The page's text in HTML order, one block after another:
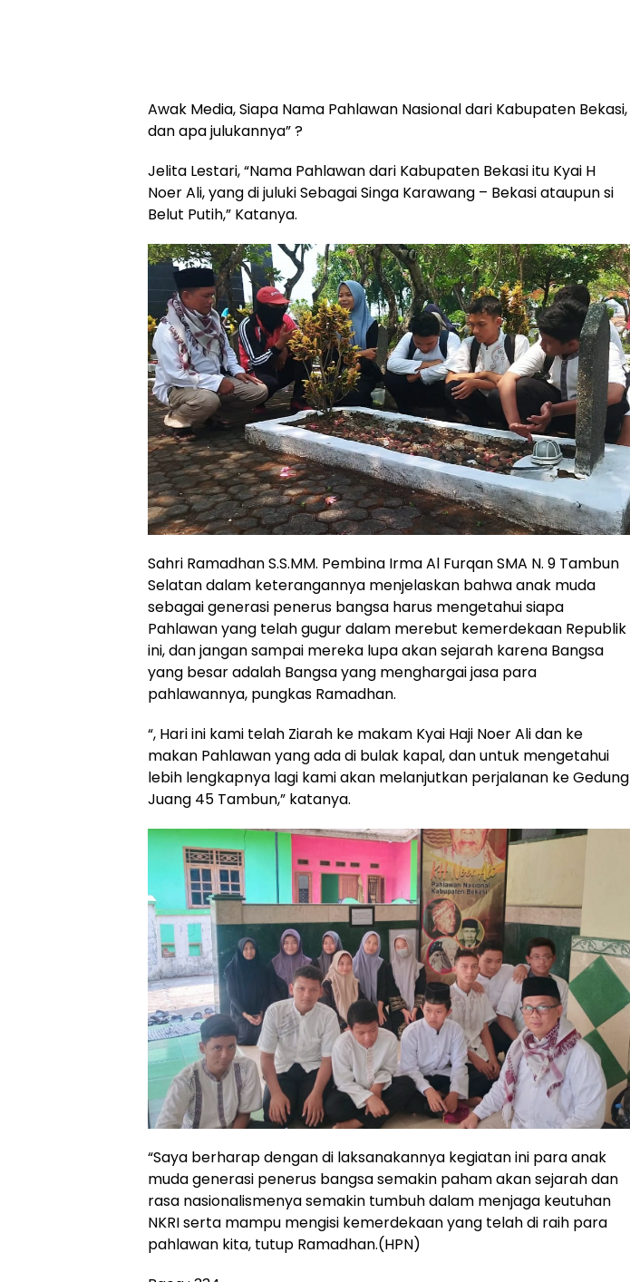
Awak Media, Siapa Nama Pahlawan Nasional dari Kabupaten Bekasi,
dan apa julukannya” ?
Jelita Lestari, “Nama Pahlawan dari Kabupaten Bekasi itu Kyai H
Noer Ali, yang di juluki Sebagai Singa Karawang – Bekasi ataupun si
Belut Putih,” Katanya.
Sahri Ramadhan S.S.MM. Pembina Irma Al Furqan SMA N. 9 Tambun
Selatan dalam keterangannya menjelaskan bahwa anak muda
sebagai generasi penerus bangsa harus mengetahui siapa
Pahlawan yang telah gugur dalam merebut kemerdekaan Republik
ini, dan jangan sampai mereka lupa akan sejarah karena Bangsa
yang besar adalah Bangsa yang menghargai jasa para
pahlawannya, pungkas Ramadhan.
“, Hari ini kami telah Ziarah ke makam Kyai Haji Noer Ali dan ke
makan Pahlawan yang ada di bulak kapal, dan untuk mengetahui
lebih lengkapnya lagi kami akan melanjutkan perjalanan ke Gedung
Juang 45 Tambun,” katanya.
“Saya berharap dengan di laksanakannya kegiatan ini para anak
muda generasi penerus bangsa semakin paham akan sejarah dan
rasa nasionalismenya semakin tumbuh dalam menjaga keutuhan
NKRI serta mampu mengisi kemerdekaan yang telah di raih para
pahlawan kita, tutup Ramadhan.(HPN)